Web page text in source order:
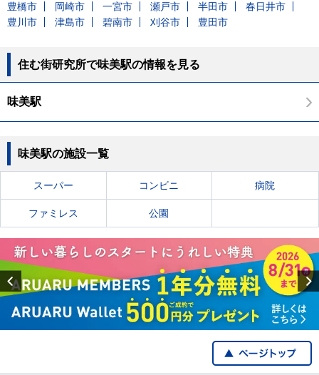
豊橋市 岡崎市 一宮市 瀬戸市 半田市
春日井市
豊川市
津島市 碧南市 刈谷市 豊田市
住む街研究所で味美駅の情報を見る
味美駅
味美駅の施設一覧
スーパー コンビニ 病院
ファミレス 公園
Previous